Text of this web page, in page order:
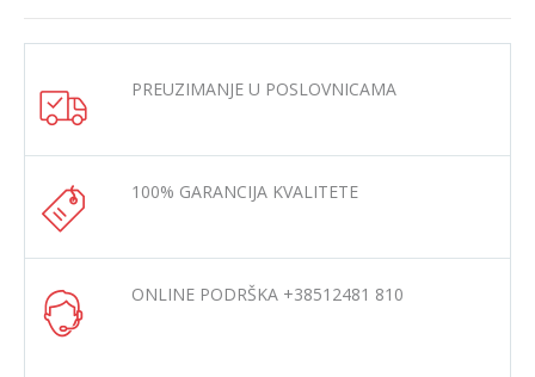
PREUZIMANJE U POSLOVNICAMA
100% GARANCIJA KVALITETE
ONLINE PODRŠKA +38512481 810